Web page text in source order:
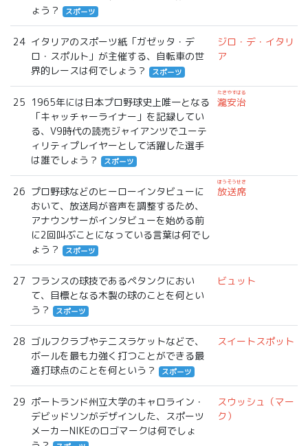
ょう？
スポーツ
24 イタリアのスポーツ紙「ガゼッタ・デ
ロ・スポルト」が主催する、自転車の世
界的レースは何でしょう？
スポーツ
ジロ・デ・イタリ
ア
25 1965年には日本プロ野球史上唯一となる
「キャッチャーライナー」を記録してい
る、V9時代の読売ジャイアンツでユーテ
ィリティプレイヤーとして活躍した選手
は誰でしょう？
スポーツ
瀧安治
たきやすはる
26 プロ野球などのヒーローインタビューに
おいて、放送局が音声を調整するため、
アナウンサーがインタビューを始める前
に2回叫ぶことになっている言葉は何でし
ょう？
スポーツ
放送席
ほうそうせき
27 フランスの球技であるペタンクにおい
て、目標となる木製の球のことを何とい
う？
スポーツ
ビュット
28 ゴルフクラブやテニスラケットなどで、
ボールを最も力強く打つことができる最
適打球点のことを何という？
スポーツ
スイートスポット
29 ポートランド州立大学のキャロライン・
デビッドソンがデザインした、スポーツ
メーカーNIKEのロゴマークは何でしょ
スウッシュ（マー
ク）